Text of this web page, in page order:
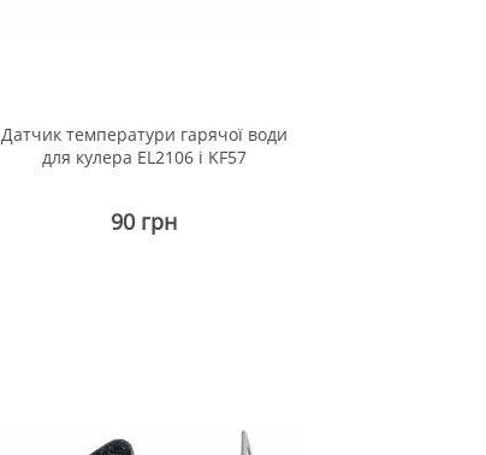
Датчик температури гарячої води
для кулера EL2106 і KF57
90 грн